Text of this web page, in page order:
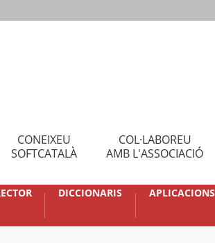
CONEIXEU
SOFTCATALÀ
COL·LABOREU
AMB L'ASSOCIACIÓ
DICCIONARIS APLICACIONS